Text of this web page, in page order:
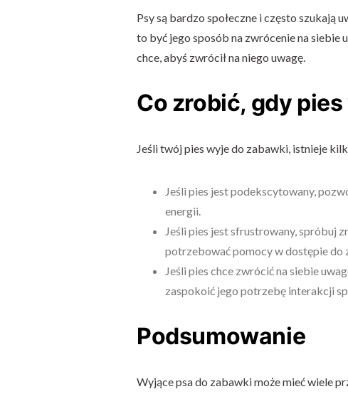
Psy są bardzo społeczne i często szukają
to być jego sposób na zwrócenie na siebie
chce, abyś zwrócił na niego uwagę.
Co zrobić, gdy
Jeśli twój pies wyje do zabawki, istnieje
Jeśli pies jest podekscytowany,
energii.
Jeśli pies jest sfrustrowany, spróbuj
potrzebować pomocy w dostępie do
Jeśli pies chce zwrócić na siebie
zaspokoić jego potrzebę interakcji
Podsumowanie
Wyjące psa do zabawki może mieć wiele